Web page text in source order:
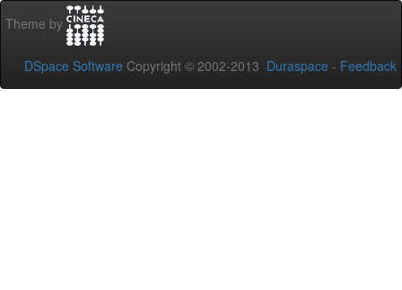
Theme by
DSpace Software Copyright © 2002-2013 Duraspace - Feedback